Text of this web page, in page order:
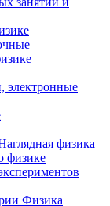
электронные
физика
физике
Физика